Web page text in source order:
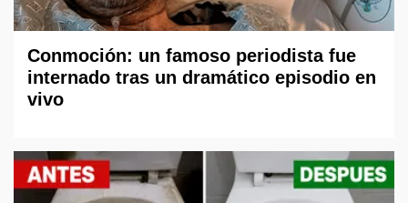
Conmoción: un famoso periodista fue
internado tras un dramático episodio en
vivo